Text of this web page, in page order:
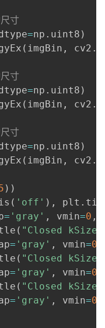
寸
=np . uint8 )
( imgBin , cv2 .
寸
=np . uint8 )
( imgBin , cv2 .
寸
=np . uint8 )
( imgBin , cv2 .
) )
( 'off' ) , plt .
= 'gray' , vmin=0 ,
( "Closed
= 'gray' , vmin=0
( "Closed
= 'gray' , vmin=0
( "Closed
= 'gray' , vmin=0